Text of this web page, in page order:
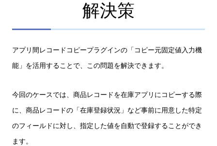
解決策
アプリ間レコードコピープラグインの「コピー元固定値入力機
能」を活用することで、この問題を解決できます。
今回のケースでは、商品レコードを在庫アプリにコピーする際
に、商品レコードの「在庫登録状況 」など事前に用意した特定
のフィールドに対し、指定した値を自動で登録することができ
ます。